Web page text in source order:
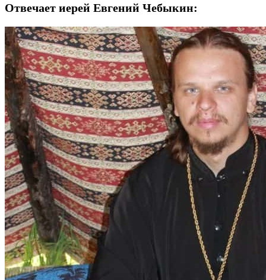
Отвечает иерей Евгений Чебыкин: